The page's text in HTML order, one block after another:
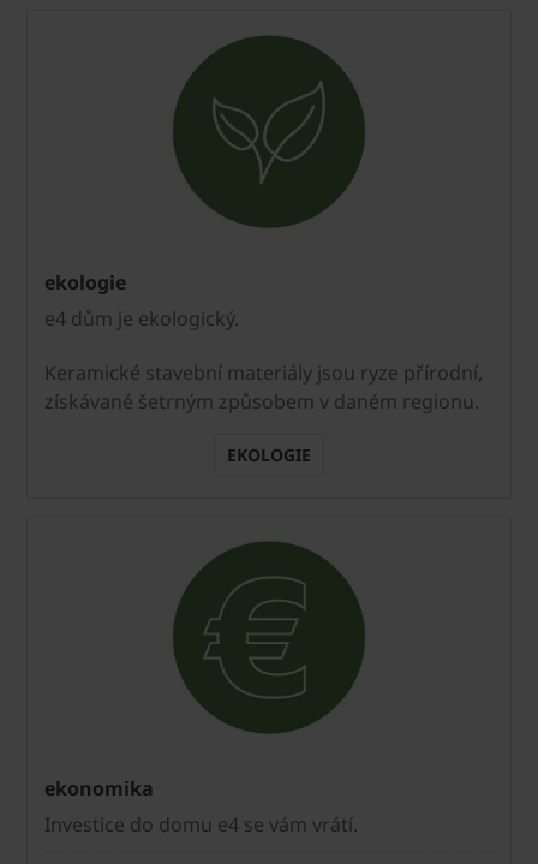
ekologie
e4 dům je ekologický.
Keramické stavební materiály jsou ryze přírodní,
získávané šetrným způsobem v daném regionu.
EKOLOGIE
ekonomika
Investice do domu e4 se vám vrátí.